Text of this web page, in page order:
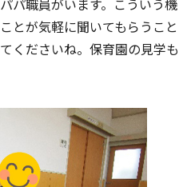
とが気軽に聞いてもらうこと
くださいね。保育園の見学も